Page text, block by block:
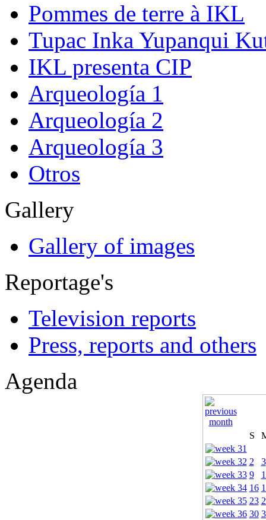
Pommes de terre à IKL
Tupac Inka Yupanqui
IKL presenta CIP
Arqueología 1
Arqueología 2
Arqueología 3
Otros
Gallery
Gallery of images
Reportage's
Television reports
Press, reports and others
Agenda
S
2
3
9
16
23
30